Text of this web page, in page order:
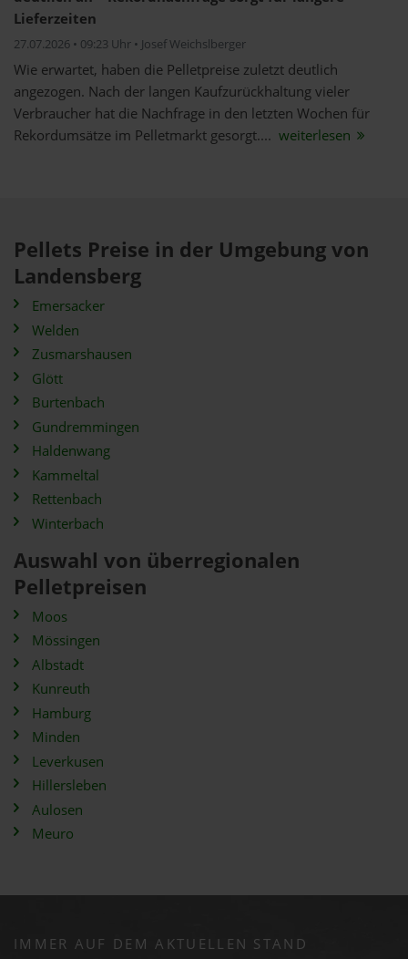
Lieferzeiten
27.07.2026 • 09:23 Uhr • Josef Weichslberger
Wie erwartet, haben die Pelletpreise zuletzt deutlich
angezogen. Nach der langen Kaufzurückhaltung vieler
Verbraucher hat die Nachfrage in den letzten Wochen für
Rekordumsätze im Pelletmarkt gesorgt.... weiterlesen
Pellets Preise in der Umgebung von
Landensberg
Emersacker
Welden
Zusmarshausen
Glött
Burtenbach
Gundremmingen
Haldenwang
Kammeltal
Rettenbach
Winterbach
Auswahl von überregionalen
Pelletpreisen
Moos
Mössingen
Albstadt
Kunreuth
Hamburg
Minden
Leverkusen
Hillersleben
Aulosen
Meuro
IMMER AUF DEM AKTUELLEN STAND